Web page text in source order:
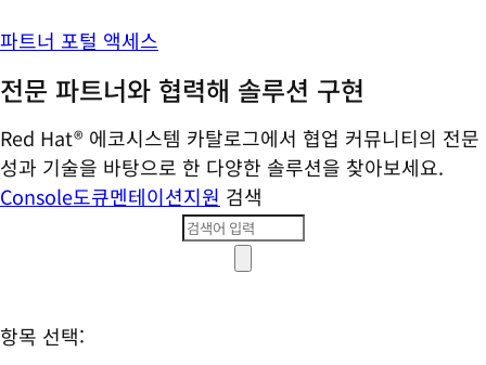
파트너 포털 액세스
전문 파트너와 협력해 솔루션 구현
Red Hat® 에코시스템 카탈로그에서 협업 커뮤니티의 전문
성과 기술을 바탕으로 한 다양한 솔루션을 찾아보세요.
Console도큐멘테이션지원 검색
항목 선택: